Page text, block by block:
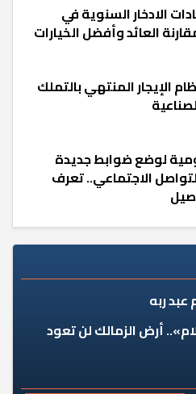
الادخار السنوية في
العائد وأفضل الخيارات
الإيجار المنتهي بالتملك
لوضع ضوابط جديدة
الاجتماعي.. تعرف
عبد ربه
أرض الزمالك لن تعود